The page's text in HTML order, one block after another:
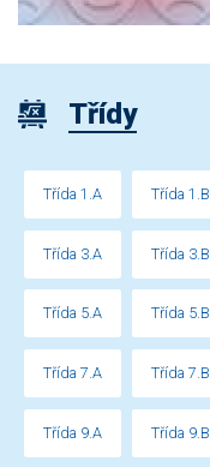
Třídy
Třída 1.A Třída 1.B
Třída 3.A Třída 3.B
Třída 5.A Třída 5.B
Třída 7.A Třída 7.B
Třída 9.A Třída 9.B